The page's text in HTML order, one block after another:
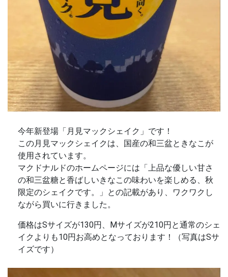
今年新登場「月見マックシェイク」です！
この月見マックシェイクは、国産の和三盆ときなこが
使用されています。
マクドナルドのホームページには「上品な優しい甘さ
の和三盆糖と香ばしいきなこの味わいを楽しめる、秋
限定のシェイクです。」との記載があり、ワクワクし
ながら買いに行きました。
価格はSサイズが130円、Mサイズが210円と通常のシェ
イクよりも10円お高めとなっております！（写真はSサ
イズです）